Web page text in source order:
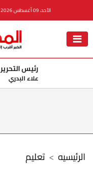
الأحد، 09 أغسطس 2026
رئيس التحرير
علاء البدري
تعليم الرئيسيه